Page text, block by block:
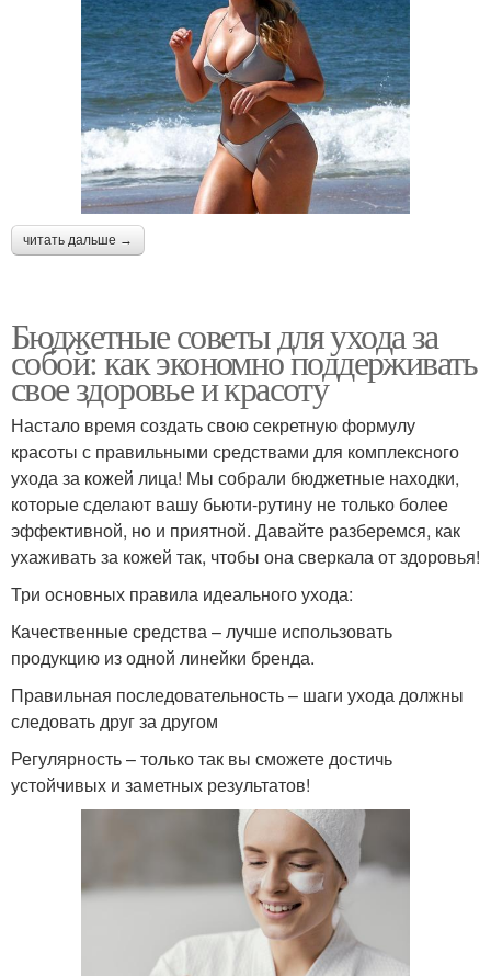
читать дальше →
Бюджетные советы для ухода за
собой: как экономно поддерживать
свое здоровье и красоту
Настало время создать свою секретную формулу
красоты с правильными средствами для комплексного
ухода за кожей лица! Мы собрали бюджетные находки,
которые сделают вашу бьюти-рутину не только более
эффективной, но и приятной. Давайте разберемся, как
ухаживать за кожей так, чтобы она сверкала от здоровья!
Три основных правила идеального ухода:
Качественные средства – лучше использовать
продукцию из одной линейки бренда.
Правильная последовательность – шаги ухода должны
следовать друг за другом
Регулярность – только так вы сможете достичь
устойчивых и заметных результатов!